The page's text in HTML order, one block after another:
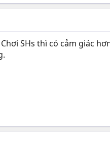
SHs thì có cảm giác